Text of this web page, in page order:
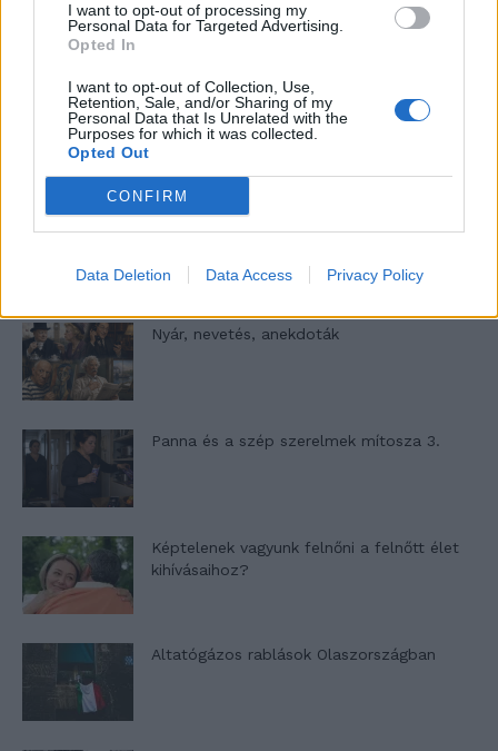
I want to opt-out of processing my
Personal Data for Targeted Advertising.
Opted In
I want to opt-out of Collection, Use,
Retention, Sale, and/or Sharing of my
Personal Data that Is Unrelated with the
Purposes for which it was collected.
Opted Out
CONFIRM
Data Deletion Data Access Privacy Policy
Elyna Robbs: Adéle és az örökölt árnyak
13. rész
Woody Allen megosztó zsenialitása
Nyár, nevetés, anekdoták
Panna és a szép szerelmek mítosza 3.
Képtelenek vagyunk felnőni a felnőtt élet
kihívásaihoz?
Altatógázos rablások Olaszországban